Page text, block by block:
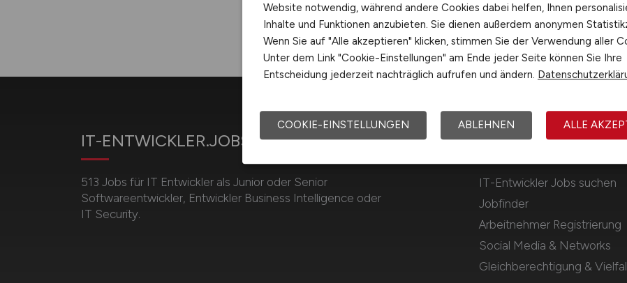
IT-ENTWICKLER.JOBS
513 Jobs für IT Entwickler als Junior oder Senior
Softwareentwickler, Entwickler Business Intelligence oder
IT Security.
Für Arbeitnehmer
IT-Entwickler Jobs suchen
Jobfinder
Arbeitnehmer Registrierung
Social Media & Networks
Gleichberechtigung &
Website notwendig, während andere Cookies dabei helfen, Ihnen
Inhalte und Funktionen anzubieten. Sie dienen außerdem anonymen
Wenn Sie auf "Alle akzeptieren" klicken, stimmen Sie der Verwendung aller
Unter dem Link "Cookie-Einstellungen" am Ende jeder Seite können Sie Ihre
Entscheidung jederzeit nachträglich aufrufen und ändern.
COOKIE-EINSTELLUNGEN ABLEHNEN ALLE